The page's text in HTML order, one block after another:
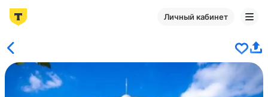
Личный кабинет